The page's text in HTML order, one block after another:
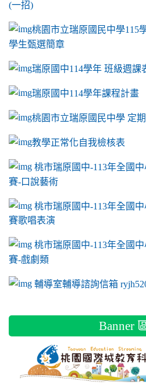
(一招)
桃園市立瑞原國民中學115
學生甄選簡章
瑞原國中114學年 班級週課
瑞原國中114學年課程計畫
link to https://sites.google.com/a/
桃園市立瑞原國民中學 定
link to https://
教學正常化自我檢核表
link to
link to
ink to
link to
link to
ink to
ink to
link to https://sites.google.com/a/
ink to link to https://
桃市瑞原國中-113年全國
賽-口說藝術
link to https://
桃市瑞原國中-113年全國
賽歌唱表演
link to https://
桃市瑞原國中-113年全國
賽-戲劇類
link to https://
輔導室輔導諮詢信箱
Banner